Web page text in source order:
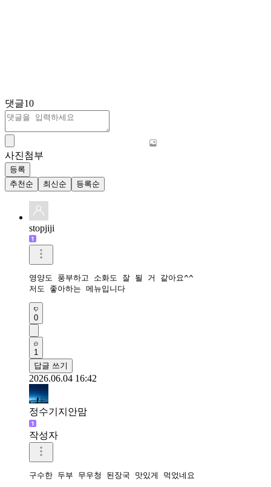
댓글10
사진첨부
등록
추천순
최신순 등록순
stopjiji
영양도 풍부하고 소화도 잘 될 거 같아요^^
저도 좋아하는 메뉴입니다
0
1
답글 쓰기
2026.06.04 16:42
정수기지안맘
작성자
구수한 두부 무우청 된장국 맛있게 먹었네요